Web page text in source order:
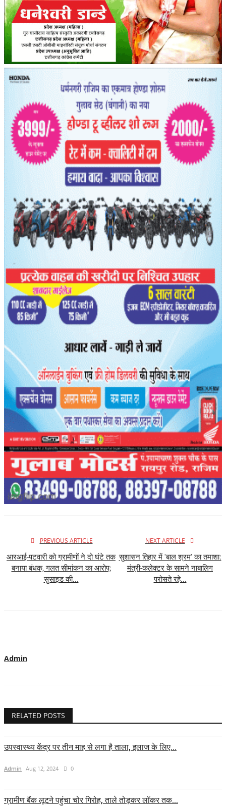
PREVIOUS ARTICLE
आरआई-पटवारी को ग्रामीणों ने दो घंटे तक
बनाया बंधक, गलत सीमांकन का आरोप;
सुसाइड की...
NEXT ARTICLE
सुशासन तिहार में 'बाल श्रम' का तमाशा:
मंत्री-कलेक्टर के सामने नाबालिग
परोसते रहे...
Admin
RELATED POSTS
उपस्वास्थ्य केंद्र पर तीन माह से लगा है ताला, इलाज के लिए...
Admin Aug 12, 2024 0
ग्रामीण बैंक लूटने पहुंचा चोर गिरोह, ताले तोड़कर लॉकर तक...